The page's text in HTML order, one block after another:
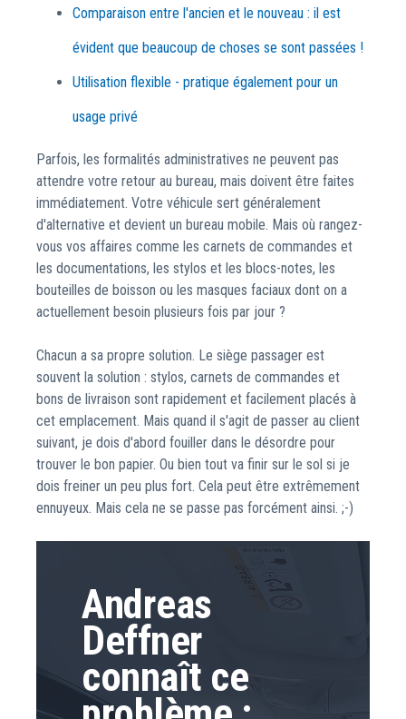
Comparaison entre l'ancien et le nouveau : il est
évident que beaucoup de choses se sont passées !
Utilisation flexible - pratique également pour un
usage privé
Parfois, les formalités administratives ne peuvent pas
attendre votre retour au bureau, mais doivent être faites
immédiatement. Votre véhicule sert généralement
d'alternative et devient un bureau mobile. Mais où rangez-
vous vos affaires comme les carnets de commandes et
les documentations, les stylos et les blocs-notes, les
bouteilles de boisson ou les masques faciaux dont on a
actuellement besoin plusieurs fois par jour ?
Chacun a sa propre solution. Le siège passager est
souvent la solution : stylos, carnets de commandes et
bons de livraison sont rapidement et facilement placés à
cet emplacement. Mais quand il s'agit de passer au client
suivant, je dois d'abord fouiller dans le désordre pour
trouver le bon papier. Ou bien tout va finir sur le sol si je
dois freiner un peu plus fort. Cela peut être extrêmement
ennuyeux. Mais cela ne se passe pas forcément ainsi. ;-)
Andreas
Deffner
connaît ce